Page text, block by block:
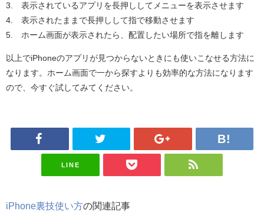
3. 表示されているアプリを長押ししてメニューを表示させます
4. 表示されたままで長押しして指で移動させます
5. ホーム画面が表示されたら、配置したい場所で指を離します
以上でiPhoneのアプリが見つからないときにも使いこなせる方法に
なります。ホーム画面で一から探すよりも効率的な方法になります
ので、今すぐ試してみてください。
LINE
iPhone裏技使い方の関連記事